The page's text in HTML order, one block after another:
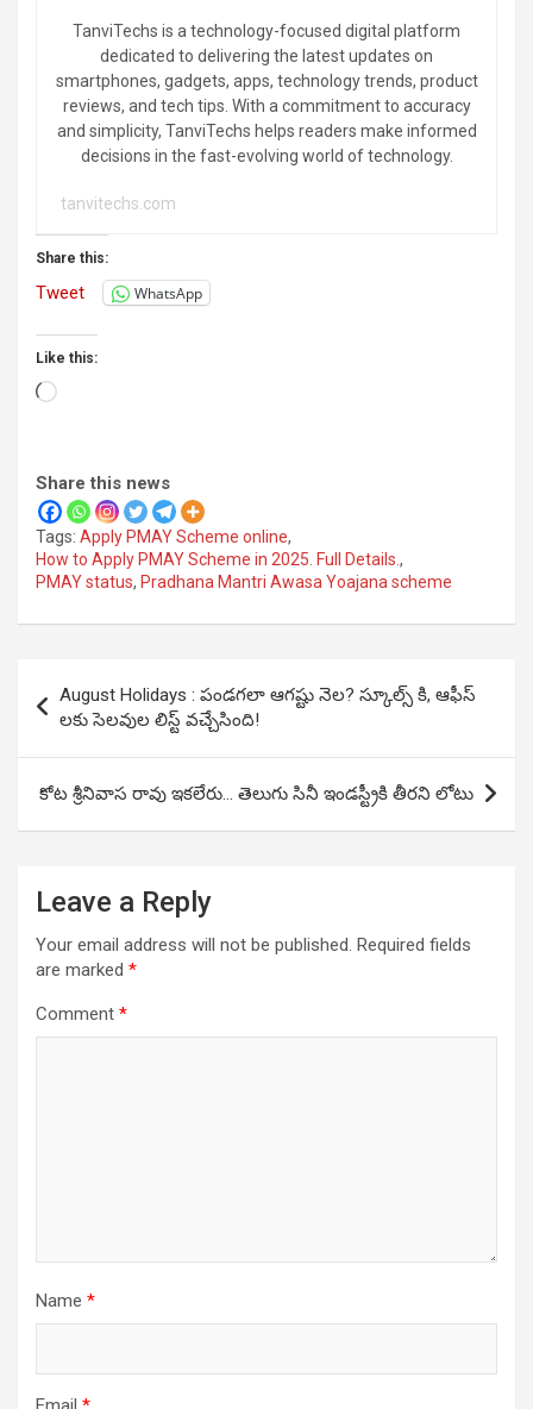
TanviTechs is a technology-focused digital platform
dedicated to delivering the latest updates on
smartphones, gadgets, apps, technology trends, product
reviews, and tech tips. With a commitment to accuracy
and simplicity, TanviTechs helps readers make informed
decisions in the fast-evolving world of technology.
tanvitechs.com
Share this:
Tweet WhatsApp
Like this:
Loading…
Share this news
Tags: Apply PMAY Scheme online,
How to Apply PMAY Scheme in 2025. Full Details. ,
PMAY status, Pradhana Mantri Awasa Yoajana scheme
navigation
August Holidays : పండగలా ఆగష్టు నెల? స్కూల్స్ కి, ఆఫీస్
లకు సెలవుల లిస్ట్ వచ్చేసింది!
కోట శ్రీనివాస రావు ఇకలేరు… తెలుగు సినీ ఇండస్ట్రీకి తీరని లోటు
Leave a Reply
Your email address will not be published. Required fields
are marked *
Comment *
Name *